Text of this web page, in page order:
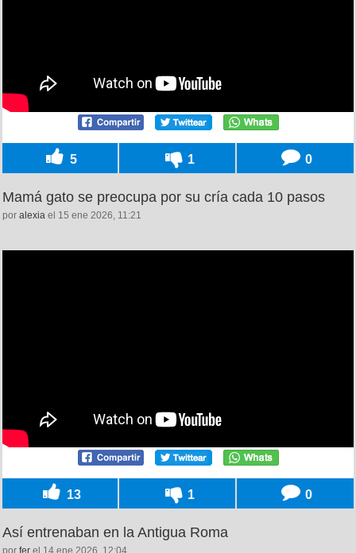
5 1 0
Mamá gato se preocupa por su cría cada 10 pasos
por alexia el 15 ene 2026, 11:21
13 1 0
Así entrenaban en la Antigua Roma